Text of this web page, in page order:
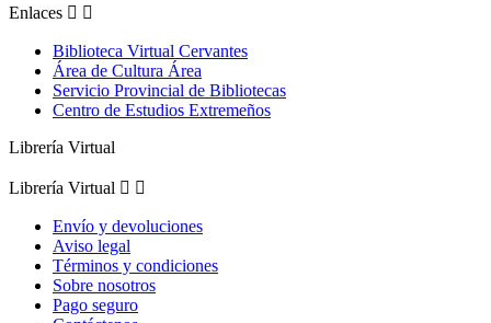
Enlaces  
Biblioteca Virtual Cervantes
Área de Cultura Área
Servicio Provincial de Bibliotecas
Centro de Estudios Extremeños
Librería Virtual
Librería Virtual  
Envío y devoluciones
Aviso legal
Términos y condiciones
Sobre nosotros
Pago seguro